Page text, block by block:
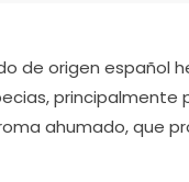
de origen español
principalmente
ahumado, que